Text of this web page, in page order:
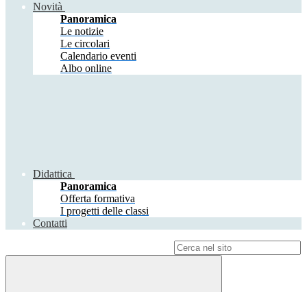
Novità
Panoramica
Le notizie
Le circolari
Calendario eventi
Albo online
Didattica
Panoramica
Offerta formativa
I progetti delle classi
Contatti